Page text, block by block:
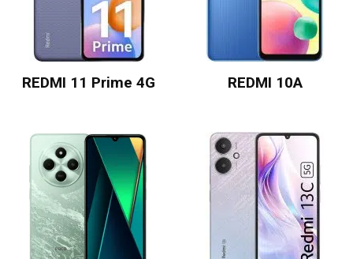
REDMI 11 Prime 4G REDMI 10A